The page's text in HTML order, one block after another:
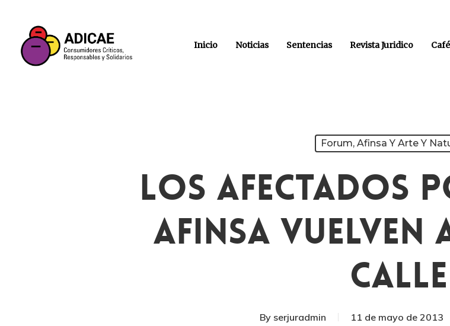
Inicio Noticias Sentencias Revista Juridico
Forum, Afinsa Y Arte Y
Los Afectados
Afinsa Vuelven
Calle
By serjuradmin 11 de mayo de 2013